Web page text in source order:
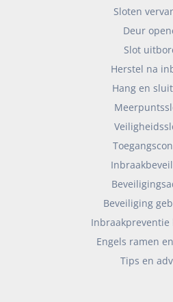
Sloten
Deur
Slot
Herstel na
Hang en
Beveiliging
Inbraakpreventie
Engels ramen
Tips en